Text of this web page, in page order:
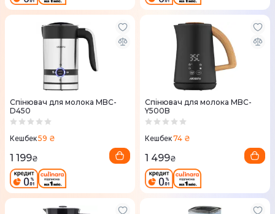
Спінювач для молока MBC-
D450
Кешбек59 ₴
1 199₴
Спінювач для молока MBC-
Y500B
Кешбек74 ₴
1 499₴